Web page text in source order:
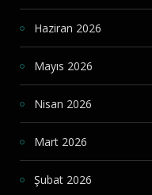
Haziran 2026
Mayıs 2026
Nisan 2026
Mart 2026
Şubat 2026